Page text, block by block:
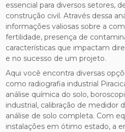
essencial para diversos setores,
construção civil. Através dessa
informações valiosas sobre a
fertilidade, presença de
características que impactam
e no sucesso de um projeto.
Aqui você encontra diversas
como radiografia industrial
análise química do solo,
industrial, calibração de medidor
análise de solo completa. Com
instalações em ótimo estado, a